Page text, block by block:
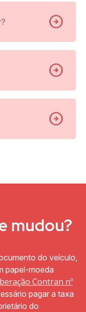
arrow_circle_right
arrow_circle_right
arrow_circle_right
mudou?
do veículo,
papel-moeda
Contran nº
pagar a taxa
do